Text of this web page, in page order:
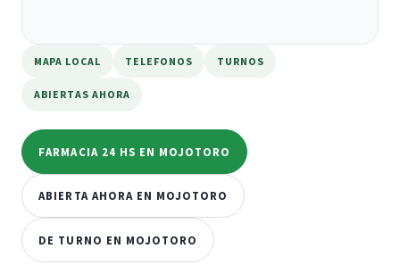
MAPA LOCAL TELEFONOS TURNOS
ABIERTAS AHORA
FARMACIA 24 HS EN MOJOTORO
ABIERTA AHORA EN MOJOTORO
DE TURNO EN MOJOTORO